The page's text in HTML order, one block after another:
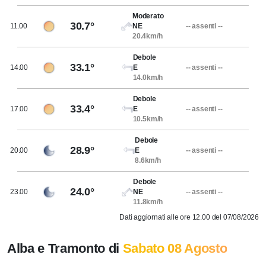
11.00 30.7°
Moderato
NE
20.4km/h
-- assenti --
14.00 33.1°
Debole
E
14.0km/h
-- assenti --
17.00 33.4°
Debole
E
10.5km/h
-- assenti --
20.00 28.9°
Debole
E
8.6km/h
-- assenti --
23.00 24.0°
Debole
NE
11.8km/h
-- assenti --
Dati aggiornati alle ore 12.00 del 07/08/2026
Alba e Tramonto di Sabato 08 Agosto